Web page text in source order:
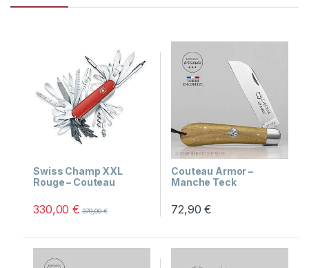
Swiss Champ XXL
Rouge – Couteau
Fonctions
330,00€ 379,00€
Couteau Armor –
Manche Teck
72,90€